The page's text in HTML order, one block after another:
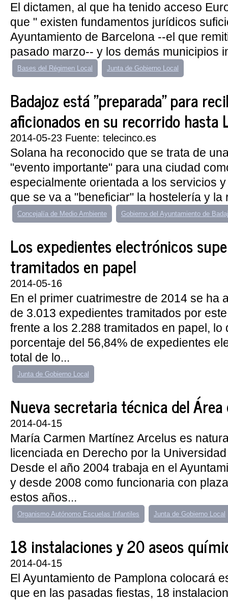
El dictamen, al que ha tenido acceso
que " existen fundamentos jurídicos
Ayuntamiento de Barcelona --el que
pasado marzo-- y los demás municipios
Bases del Régimen Local Junta de Gobierno Local
Badajoz está "preparada" para
aficionados en su recorrido hasta
2014-05-23 Fuente: telecinco.es
Solana ha reconocido que se trata de
"evento importante" para una ciudad
especialmente orientada a los servicios
que se va a "beneficiar" la hostelería y la
Concejalía de Medio Ambiente Gobierno del Ayuntamiento de
Los expedientes electrónicos
tramitados en papel
2014-05-16
En el primer cuatrimestre de 2014 se ha
de 3.013 expedientes tramitados por
frente a los 2.288 tramitados en papel, lo
porcentaje del 56,84% de expedientes
total de lo...
Junta de Gobierno Local
Nueva secretaria técnica del Área
2014-04-15
María Carmen Martínez Arcelus es
licenciada en Derecho por la
Desde el año 2004 trabaja en el
y desde 2008 como funcionaria con
estos años...
Organismo Autónomo Escuelas Infantiles Junta de Gobierno Local
18 instalaciones y 20 aseos
2014-04-15
El Ayuntamiento de Pamplona colocará
que en las pasadas fiestas, 18